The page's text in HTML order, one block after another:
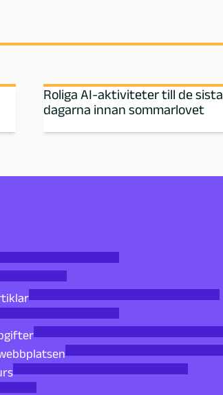
Roliga AI-aktiviteter till de sista
dagarna innan sommarlovet